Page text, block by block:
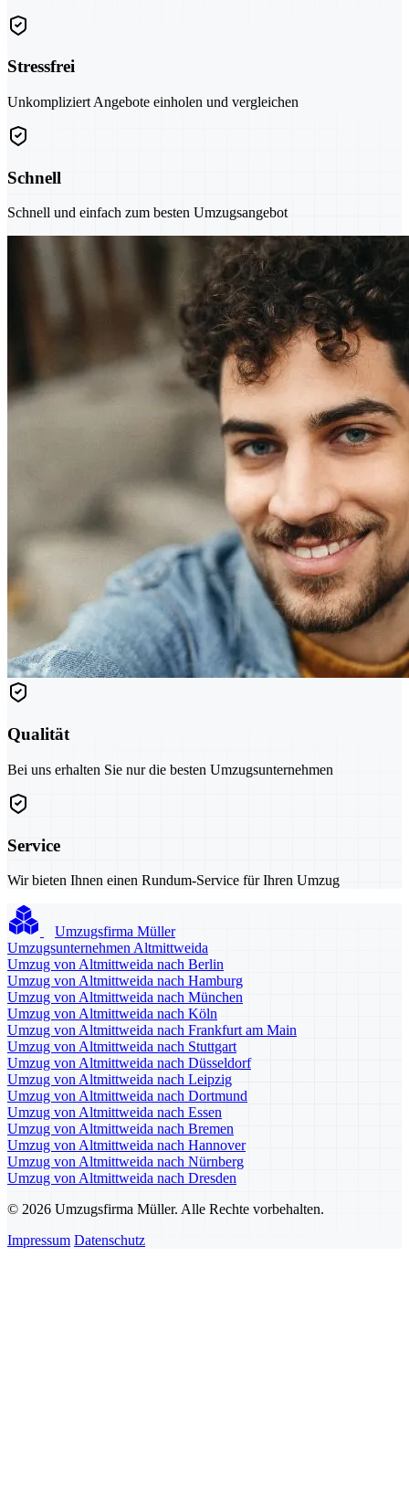
Stressfrei
Unkompliziert Angebote einholen und vergleichen
Schnell
Schnell und einfach zum besten Umzugsangebot
Qualität
Bei uns erhalten Sie nur die besten Umzugsunternehmen
Service
Wir bieten Ihnen einen Rundum-Service für Ihren Umzug
Umzugsfirma Müller
Umzugsunternehmen Altmittweida
Umzug von Altmittweida nach Berlin
Umzug von Altmittweida nach Hamburg
Umzug von Altmittweida nach München
Umzug von Altmittweida nach Köln
Umzug von Altmittweida nach Frankfurt am Main
Umzug von Altmittweida nach Stuttgart
Umzug von Altmittweida nach Düsseldorf
Umzug von Altmittweida nach Leipzig
Umzug von Altmittweida nach Dortmund
Umzug von Altmittweida nach Essen
Umzug von Altmittweida nach Bremen
Umzug von Altmittweida nach Hannover
Umzug von Altmittweida nach Nürnberg
Umzug von Altmittweida nach Dresden
© 2026 Umzugsfirma Müller. Alle Rechte vorbehalten.
Impressum Datenschutz